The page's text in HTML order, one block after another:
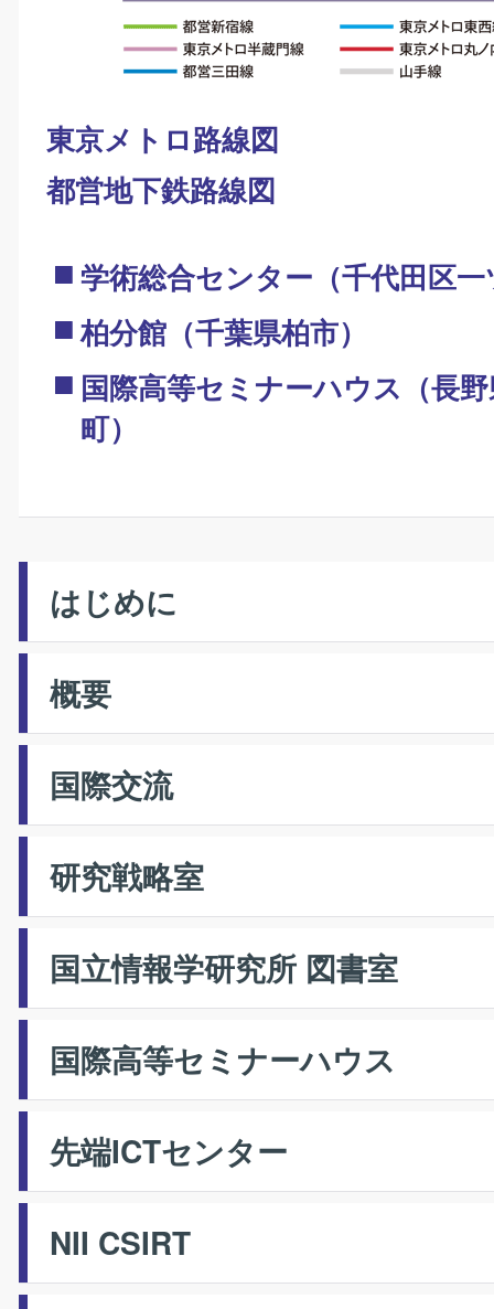
東京メトロ路線図
都営地下鉄路線図
学術総合センター（千代田区
柏分館（千葉県柏市）
国際高等セミナーハウス（長
町）
はじめに
概要
国際交流
研究戦略室
国立情報学研究所 図書室
国際高等セミナーハウス
先端ICTセンター
NII CSIRT